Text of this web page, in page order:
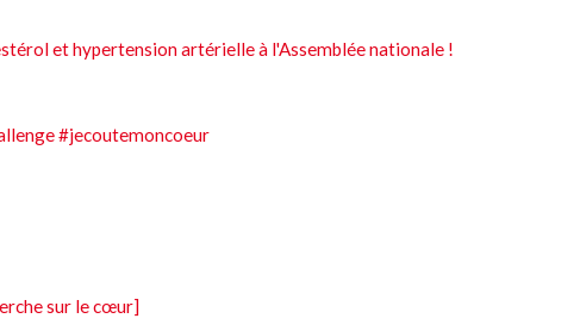
et hypertension artérielle à l'Assemblée nationale !
#jecoutemoncoeur
sur le cœur]